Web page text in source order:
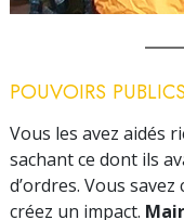
POUVOIRS
Vous les avez aidés
sachant ce dont ils
d’ordres. Vous
créez un impact.